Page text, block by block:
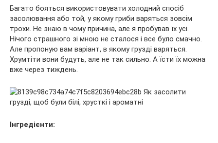
Багато бояться використовувати холодний спосіб
засолювання або той, у якому гриби варяться зовсім
трохи. Не знаю в чому причина, але я пробував їх усі.
Нічого страшного зі мною не сталося і все було смачно.
Але пропоную вам варіант, в якому грузді варяться.
Хрумтіти вони будуть, але не так сильно. А їсти їх можна
вже через тиждень.
Інгредієнти: